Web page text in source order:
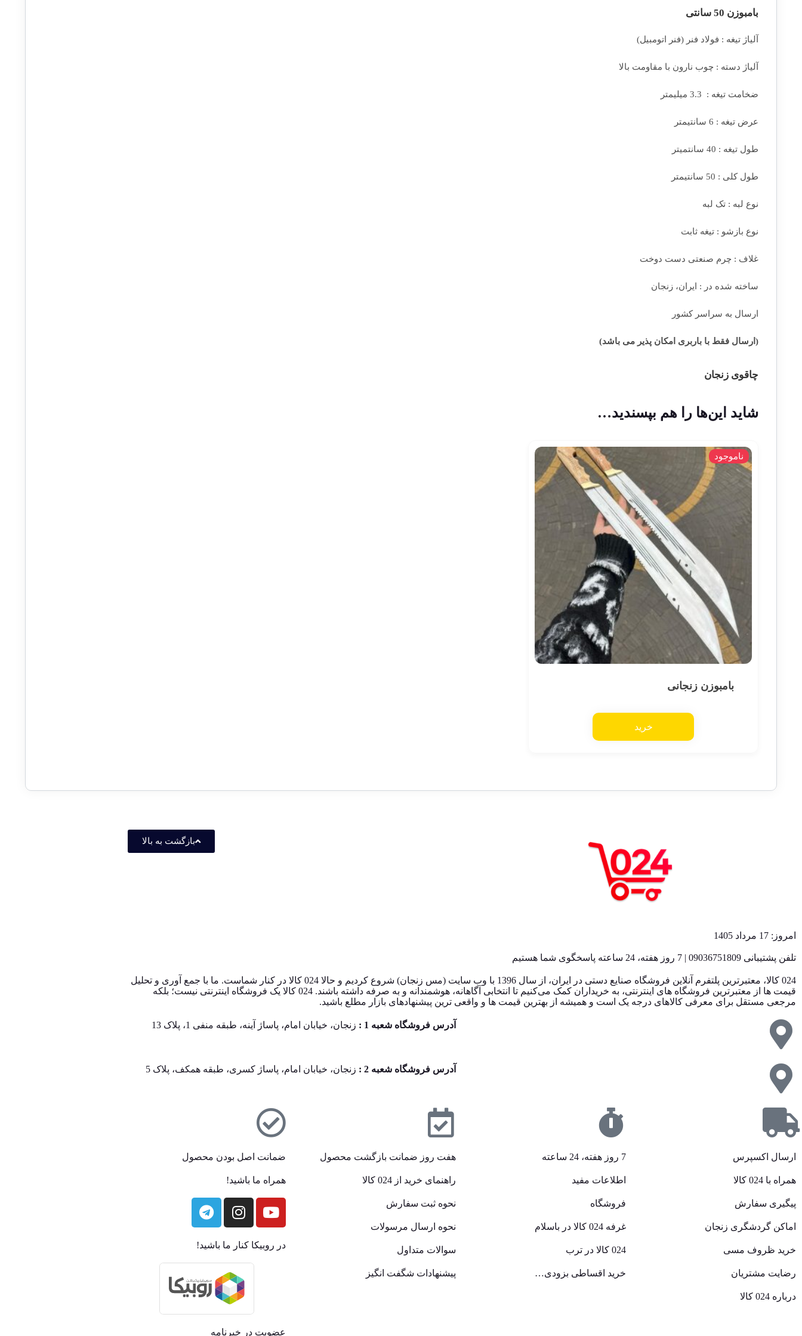
بامبوزن 50 سانتی
آلیاژ تیغه : فولاد فنر (فنر اتومبیل)
آلیاژ دسته : چوب نارون با مقاومت بالا
ضخامت تیغه : 3.3 میلیمتر
عرض تیغه : 6 سانتیمتر
طول تیغه : 40 سانتمیتر
طول کلی : 50 سانتیمتر
نوع لبه : تک لبه
نوع بازشو : تیغه ثابت
غلاف : چرم صنعتی دست دوخت
ساخته شده در : ایران، زنجان
ارسال به سراسر کشور
(ارسال فقط با باربری امکان پذیر می باشد)
چاقوی زنجان
شاید این‌ها را هم بپسندید…
ناموجود
بامبوزن زنجانی
خرید
بازگشت به بالا
امروز: 17 مرداد 1405
تلفن پشتیبانی 09036751809 | 7 روز هفته، 24 ساعته پاسخگوی شما هستیم
024 کالا، معتبرترین پلتفرم آنلاین فروشگاه صنایع دستی در ایران، از سال 1396 با وب سایت (مس زنجان) شروع کردیم و حالا 024 کالا در کنار شماست. ما با جمع‌ آوری و تحلیل
قیمت‌ ها از معتبرترین فروشگاه‌ های اینترنتی، به خریداران کمک می‌کنیم تا انتخابی آگاهانه، هوشمندانه و به‌ صرفه داشته باشند. 024 کالا یک فروشگاه اینترنتی نیست؛ بلکه
مرجعی مستقل برای معرفی کالاهای درجه یک است و همیشه از بهترین قیمت‌ ها و واقعی‌ ترین پیشنهادهای بازار مطلع باشید.
آدرس فروشگاه شعبه 1 : زنجان، خیابان امام، پاساژ آینه، طبقه منفی 1، پلاک 13
آدرس فروشگاه شعبه 2 : زنجان، خیابان امام، پاساژ کسری، طبقه همکف، پلاک 5
ارسال اکسپرس 7 روز هفته، 24 ساعته هفت روز ضمانت بازگشت محصول ضمانت اصل بودن محصول
همراه با 024 کالا
پیگیری سفارش
اماکن گردشگری زنجان
خرید ظروف مسی
رضایت مشتریان
درباره 024 کالا
اطلاعات مفید
فروشگاه
غرفه 024 کالا در باسلام
024 کالا در ترب
خرید اقساطی بزودی…
راهنمای خرید از 024 کالا
نحوه ثبت سفارش
نحوه ارسال مرسولات
سوالات متداول
پیشنهادات شگفت انگیز
همراه ما باشید!
در روبیکا کنار ما باشید!
عضویت در خبرنامه